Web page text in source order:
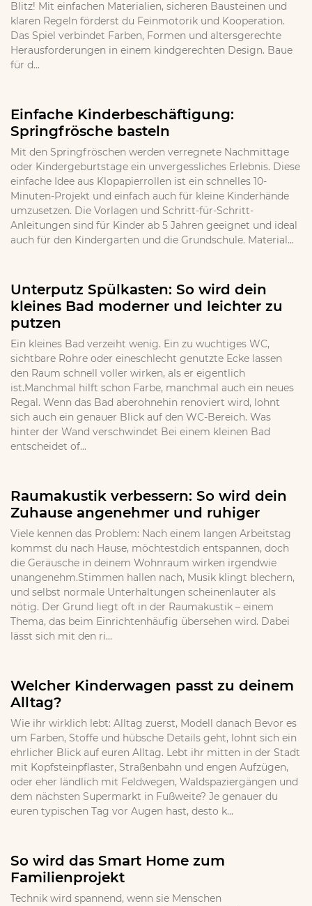
Blitz! Mit einfachen Materialien, sicheren Bausteinen und
klaren Regeln förderst du Feinmotorik und Kooperation.
Das Spiel verbindet Farben, Formen und altersgerechte
Herausforderungen in einem kindgerechten Design. Baue
für d...
Einfache Kinderbeschäftigung:
Springfrösche basteln
Mit den Springfröschen werden verregnete Nachmittage
oder Kindergeburtstage ein unvergessliches Erlebnis. Diese
einfache Idee aus Klopapierrollen ist ein schnelles 10-
Minuten-Projekt und einfach auch für kleine Kinderhände
umzusetzen. Die Vorlagen und Schritt-für-Schritt-
Anleitungen sind für Kinder ab 5 Jahren geeignet und ideal
auch für den Kindergarten und die Grundschule. Material...
Unterputz Spülkasten: So wird dein
kleines Bad moderner und leichter zu
putzen
Ein kleines Bad verzeiht wenig. Ein zu wuchtiges WC,
sichtbare Rohre oder eineschlecht genutzte Ecke lassen
den Raum schnell voller wirken, als er eigentlich
ist.Manchmal hilft schon Farbe, manchmal auch ein neues
Regal. Wenn das Bad aberohnehin renoviert wird, lohnt
sich auch ein genauer Blick auf den WC-Bereich. Was
hinter der Wand verschwindet Bei einem kleinen Bad
entscheidet of...
Raumakustik verbessern: So wird dein
Zuhause angenehmer und ruhiger
Viele kennen das Problem: Nach einem langen Arbeitstag
kommst du nach Hause, möchtestdich entspannen, doch
die Geräusche in deinem Wohnraum wirken irgendwie
unangenehm.Stimmen hallen nach, Musik klingt blechern,
und selbst normale Unterhaltungen scheinenlauter als
nötig. Der Grund liegt oft in der Raumakustik – einem
Thema, das beim Einrichtenhäufig übersehen wird. Dabei
lässt sich mit den ri...
Welcher Kinderwagen passt zu deinem
Alltag?
Wie ihr wirklich lebt: Alltag zuerst, Modell danach Bevor es
um Farben, Stoffe und hübsche Details geht, lohnt sich ein
ehrlicher Blick auf euren Alltag. Lebt ihr mitten in der Stadt
mit Kopfsteinpflaster, Straßenbahn und engen Aufzügen,
oder eher ländlich mit Feldwegen, Waldspaziergängen und
dem nächsten Supermarkt in Fußweite? Je genauer du
euren typischen Tag vor Augen hast, desto k...
So wird das Smart Home zum
Familienprojekt
Technik wird spannend, wenn sie Menschen